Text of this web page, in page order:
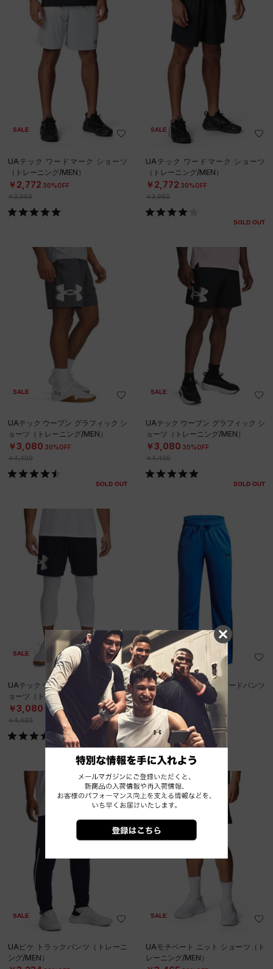
SALE
UAテック ワードマーク ショーツ
（トレーニング/MEN）
￥2,772 30%OFF
￥3,960
SALE
UAテック ワードマーク ショーツ
（トレーニング/MEN）
￥2,772 30%OFF
￥3,960
SOLD OUT
SALE
UAテック ウーブン グラフィック シ
ョーツ（トレーニング/MEN）
￥3,080 30%OFF
￥4,400
SOLD OUT
SALE
UAテック ウーブン グラフィック シ
ョーツ（トレーニング/MEN）
￥3,080 30%OFF
￥4,400
SOLD OUT
SALE
UAテック ウーブン グラフィック シ
ョーツ（トレーニング/MEN）
￥3,080
30%OFF
￥4,400
SOLD OUT
SALE
UAブローラー3.0 テーパードパンツ
（トレーニング/BOYS）
￥3,080
30%OFF
￥4,400
SALE
UAピケ トラックパンツ（トレーニ
ング/MEN）
SALE
UAモチベート ニット ショーツ（ト
レーニング/MEN）